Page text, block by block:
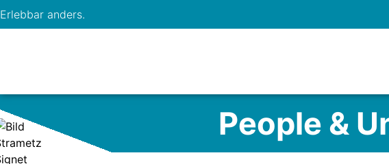
Erlebbar anders.
People &